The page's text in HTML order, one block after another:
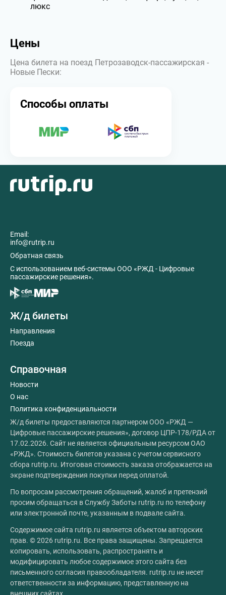
люкс
Цены
Цена билета на поезд Петрозаводск-пассажирская -
Новые Пески:
Способы оплаты
Email:
info@rutrip.ru
Обратная связь
C использованием веб-системы ООО «РЖД - Цифровые
пассажирские решения».
Ж/д билеты
Направления
Поезда
Справочная
Новости
О нас
Политика конфиденциальности
Ж/д билеты предоставляются партнером ООО «РЖД —
Цифровые пассажирские решения», договор ЦПР-178/РДА от
17.02.2026. Сайт не является официальным ресурсом ОАО
«РЖД». Стоимость билетов указана с учетом сервисного
сбора rutrip.ru. Итоговая стоимость заказа отображается на
экране подтверждения покупки перед оплатой.
По вопросам рассмотрения обращений, жалоб и претензий
просим обращаться в Службу Заботы rutrip.ru по телефону
или электронной почте, указанным в подвале сайта.
Содержимое сайта rutrip.ru является объектом авторских
прав. © 2026 rutrip.ru. Все права защищены. Запрещается
копировать, использовать, распространять и
модифицировать любое содержимое этого сайта без
письменного согласия правообладателя. rutrip.ru не несет
ответственности за информацию, представленную на